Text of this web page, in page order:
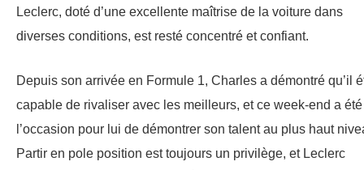
Leclerc, doté d’une excellente maîtrise de la voiture dans
diverses conditions, est resté concentré et confiant.
Depuis son arrivée en Formule 1, Charles a démontré qu’il
capable de rivaliser avec les meilleurs, et ce week-end a été
l’occasion pour lui de démontrer son talent au plus haut
Partir en pole position est toujours un privilège, et Leclerc